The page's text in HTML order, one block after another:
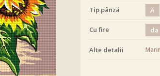
Tip pânză A
Cu fire da
Alte detalii